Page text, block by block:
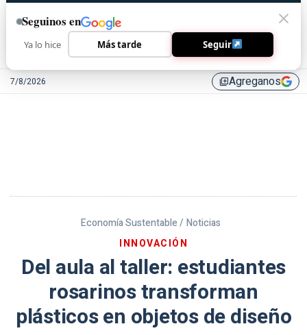
7/8/2026 library_addAgreganos
Economía Sustentable / Noticias
INNOVACIÓN
Del aula al taller: estudiantes
rosarinos transforman
plásticos en objetos de diseño
Seguinos en
Ya lo hice Más tarde Seguir